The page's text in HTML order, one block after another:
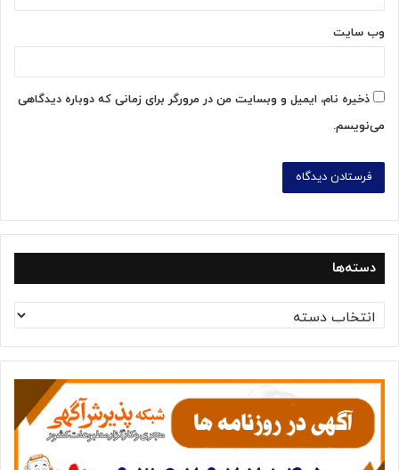
وب‌ سایت
ذخیره نام، ایمیل و وبسایت من در مرورگر برای زمانی که دوباره دیدگاهی
می‌نویسم.
دسته‌ها
س
ت
ه‌
ه